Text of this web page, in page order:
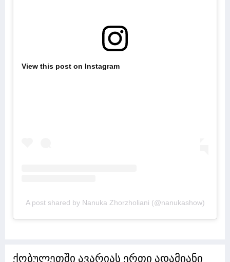
View this post on Instagram
A post shared by Nanuka Zhorzholiani (@nanukashow)
ქობულეთში ავარიას ერთი ადამიანი